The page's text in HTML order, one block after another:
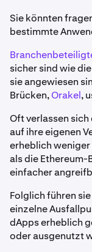
Sie könnten
bestimmte
sicher sind wie
sie angewiesen
Brücken,Orakel,
Oft verlassen
auf ihre eigenen
erheblich
als die Ethereum-
einfacher
Folglich führen
einzelne
dApps erheblich
oder ausgenutzt